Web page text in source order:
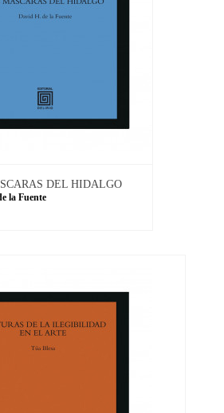
DEL HIDALGO
la Fuente